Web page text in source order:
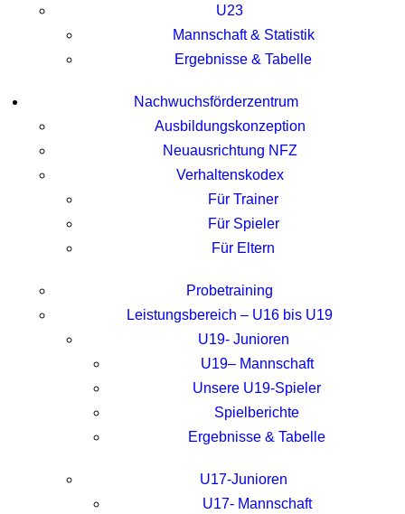
U23
Mannschaft & Statistik
Ergebnisse & Tabelle
Nachwuchsförderzentrum
Ausbildungskonzeption
Neuausrichtung NFZ
Verhaltenskodex
Für Trainer
Für Spieler
Für Eltern
Probetraining
Leistungsbereich – U16 bis U19
U19- Junioren
U19– Mannschaft
Unsere U19-Spieler
Spielberichte
Ergebnisse & Tabelle
U17-Junioren
U17- Mannschaft